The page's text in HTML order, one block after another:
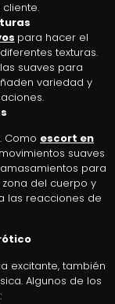
para hacer el
texturas.
suaves para
variedad y
Como escort en
suaves
para
zona del cuerpo y
las reacciones de
excitante, también
Algunos de los